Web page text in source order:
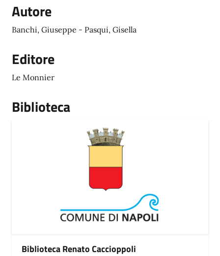
Autore
Banchi, Giuseppe - Pasqui, Gisella
Editore
Le Monnier
Biblioteca
Biblioteca Renato Caccioppoli